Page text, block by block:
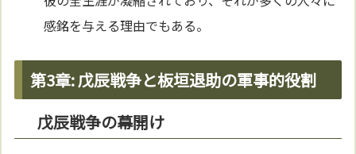
感銘を与える理由でもある。
第3章: 戊辰戦争と板垣退助の軍事的役割
戊辰戦争の幕開け